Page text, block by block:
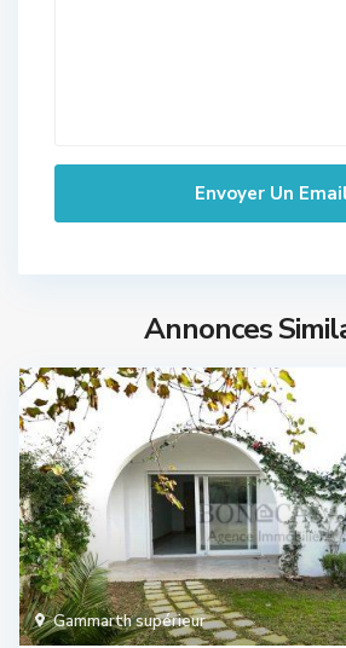
Annonces
Gammarth supérieur